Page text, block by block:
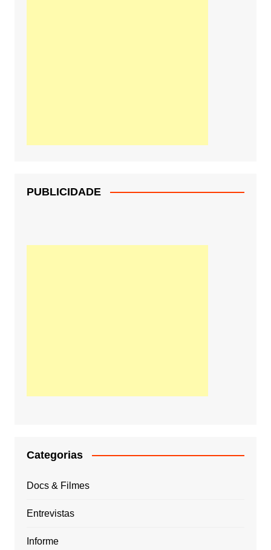
PUBLICIDADE
Categorias
Docs & Filmes
Entrevistas
Informe